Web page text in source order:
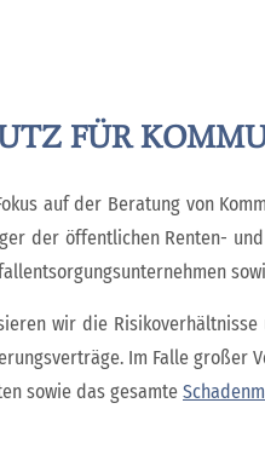
FÜR
auf der Beratung von
der öffentlichen Renten-
wir die
Im Falle
sowie das gesamte